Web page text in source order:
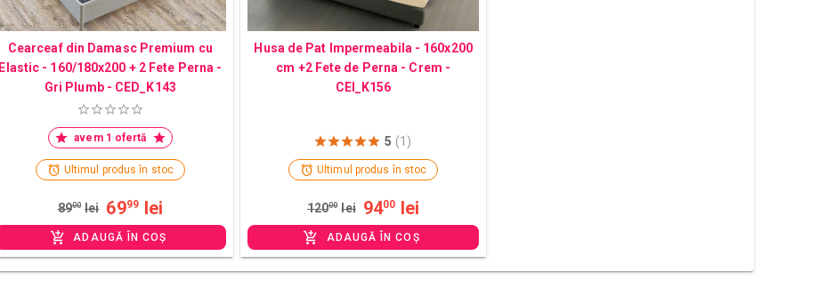
Cearceaf din Damasc Premium cu
Elastic - 160/180x200 + 2 Fete Perna -
Gri Plumb - CED_K143
avem 1 ofertă
Ultimul produs în stoc
8900 lei 6999 lei
ADAUGĂ ÎN COȘ
Husa de Pat Impermeabila - 160x200
cm +2 Fete de Perna - Crem -
CEI_K156
5 (1)
Ultimul produs în stoc
12000 lei 9400 lei
ADAUGĂ ÎN COȘ